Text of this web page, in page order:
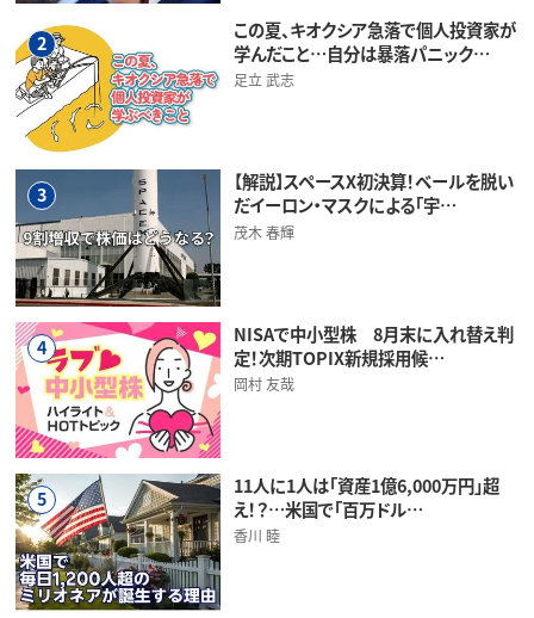
2
この夏、キオクシア急落で個人投資家が
学んだこと…自分は暴落パニック…
足立 武志
3
【解説】スペースX初決算！ベールを脱い
だイーロン・マスクによる「宇…
茂木 春輝
4
NISAで中小型株 8月末に入れ替え判
定！次期TOPIX新規採用候…
岡村 友哉
5
11人に1人は「資産1億6,000万円」超
え！？…米国で「百万ドル…
香川 睦